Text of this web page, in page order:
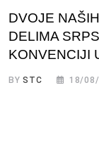
DVOJE
DELIMA
KONVENCIJI
BYSTC 18/